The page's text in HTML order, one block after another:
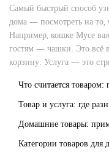
Самый быстрый способ
дома — посмотреть на то,
Например, кошке Мусе
гостям — чашки. Это всё
корзину. Услуга — это
Что считается
Товар и услуга: где
Домашние товары:
Категории товаров для